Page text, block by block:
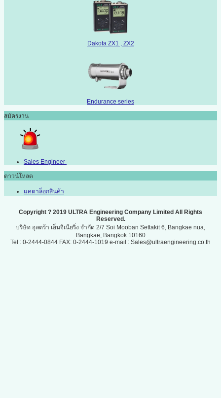
Dakota ZX1 , ZX2
Endurance series
สมัครงาน
Sales Engineer
ดาวน์โหลด
แคตาล็อกสินค้า
Copyright ? 2019 ULTRA Engineering Company Limited All Rights
Reserved.
บริษัท อุลตร้า เอ็นจิเนียริ่ง จำกัด 2/7 Soi Mooban Settakit 6, Bangkae nua,
Bangkae, Bangkok 10160
Tel : 0-2444-0844 FAX: 0-2444-1019 e-mail : Sales@ultraengineering.co.th